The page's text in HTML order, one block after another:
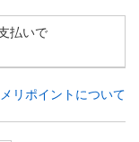
払いで
リポイントについて